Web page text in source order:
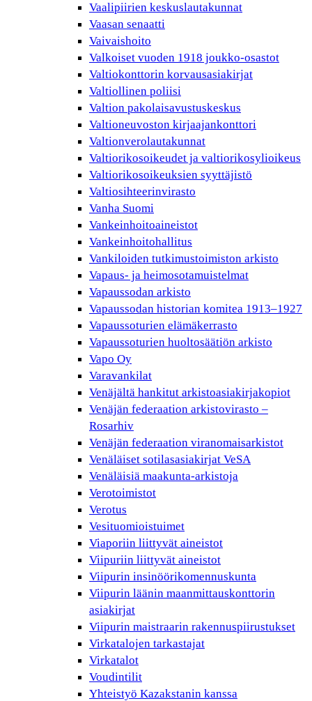
Vaalipiirien keskuslautakunnat
Vaasan senaatti
Vaivaishoito
Valkoiset vuoden 1918 joukko-osastot
Valtiokonttorin korvausasiakirjat
Valtiollinen poliisi
Valtion pakolaisavustuskeskus
Valtioneuvoston kirjaajankonttori
Valtionverolautakunnat
Valtiorikosoikeudet ja valtiorikosylioikeus
Valtiorikosoikeuksien syyttäjistö
Valtiosihteerinvirasto
Vanha Suomi
Vankeinhoitoaineistot
Vankeinhoitohallitus
Vankiloiden tutkimustoimiston arkisto
Vapaus- ja heimosotamuistelmat
Vapaussodan arkisto
Vapaussodan historian komitea 1913–1927
Vapaussoturien elämäkerrasto
Vapaussoturien huoltosäätiön arkisto
Vapo Oy
Varavankilat
Venäjältä hankitut arkistoasiakirjakopiot
Venäjän federaation arkistovirasto –
Rosarhiv
Venäjän federaation viranomaisarkistot
Venäläiset sotilasasiakirjat VeSA
Venäläisiä maakunta-arkistoja
Verotoimistot
Verotus
Vesituomioistuimet
Viaporiin liittyvät aineistot
Viipuriin liittyvät aineistot
Viipurin insinöörikomennuskunta
Viipurin läänin maanmittauskonttorin
asiakirjat
Viipurin maistraarin rakennuspiirustukset
Virkatalojen tarkastajat
Virkatalot
Voudintilit
Yhteistyö Kazakstanin kanssa